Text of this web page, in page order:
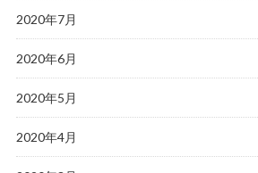
2020年7月
2020年6月
2020年5月
2020年4月